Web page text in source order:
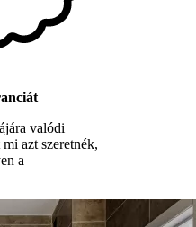
valódi
azt szeretnék,
a